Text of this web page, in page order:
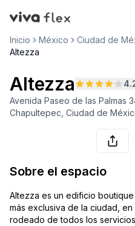
VivaFlex
Inicio México Ciudad de
Altezza
Altezza
Avenida Paseo de las Palmas
Chapultepec, Ciudad de
Sobre el espacio
Altezza es un edificio
más exclusiva de la ciudad,
rodeado de todos los